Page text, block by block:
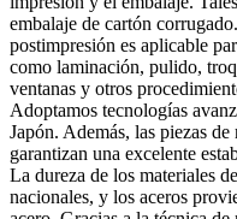
embalaje de cartón
postimpresión es aplicable
como laminación, pulido,
ventanas y otros
Adoptamos tecnologías
Japón. Además, las piezas
garantizan una excelente
La dureza de los materiales
nacionales, y los aceros